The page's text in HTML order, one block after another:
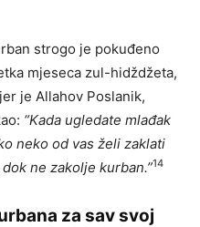
strogo je pokuđeno
mjeseca zul-hidždžeta,
je Allahov Poslanik,
“Kada ugledate mlađak
neko od vas želi zaklati
ne zakolje kurban.”14
za sav svoj